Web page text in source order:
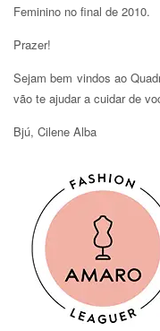
Feminino no final de 2010.
Prazer!
Sejam bem vindos ao
vão te ajudar a cuidar de
Bjú, Cilene Alba